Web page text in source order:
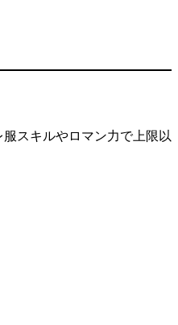
スキルやロマン力で上限以